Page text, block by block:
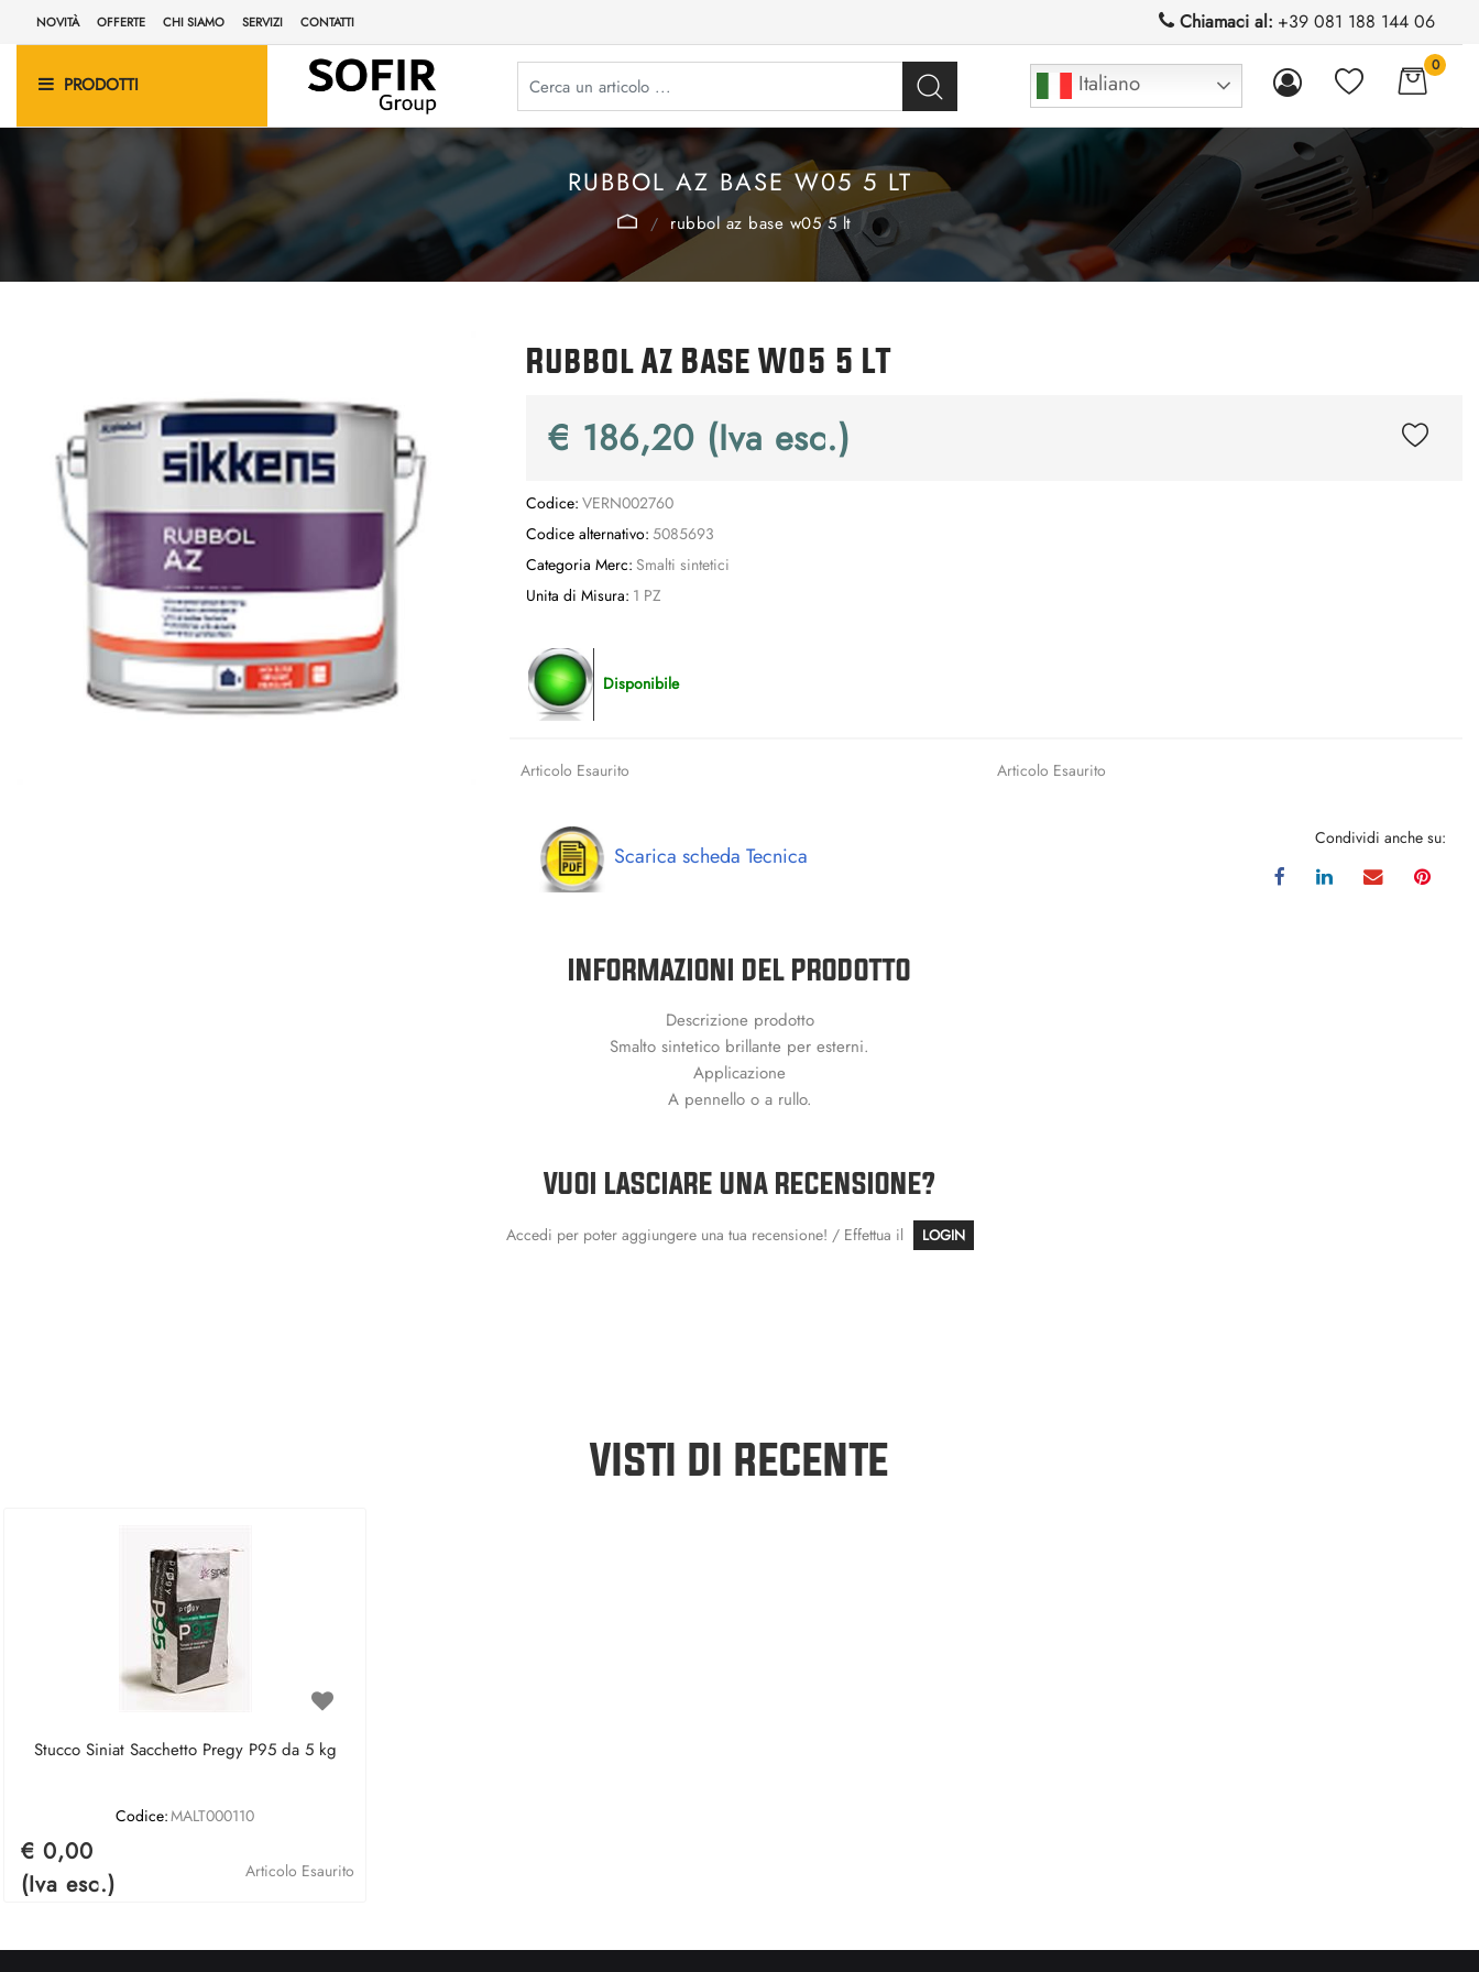
NOVITÀ OFFERTE CHI SIAMO SERVIZI CONTATTI Chiamaci al: +39 081 188 144 06
PRODOTTI Italiano
0
RUBBOL AZ BASE W05 5 LT
rubbol az base w05 5 lt
Rubbol Az Base W05 5 LT
€ 186,20 (Iva esc.)
Codice: VERN002760
Codice alternativo: 5085693
Categoria Merc: Smalti sintetici
Unita di Misura: 1 PZ
Disponibile
Articolo Esaurito Articolo Esaurito
Scarica scheda Tecnica
Condividi anche su:
INFORMAZIONI DEL PRODOTTO
Descrizione prodotto
Smalto sintetico brillante per esterni.
Applicazione
A pennello o a rullo.
VUOI LASCIARE UNA RECENSIONE?
Accedi per poter aggiungere una tua recensione! / Effettua il LOGIN
VISTI DI RECENTE
Stucco Siniat Sacchetto Pregy P95 da 5 kg
Codice:MALT000110
€ 0,00
(Iva esc.)
Articolo Esaurito